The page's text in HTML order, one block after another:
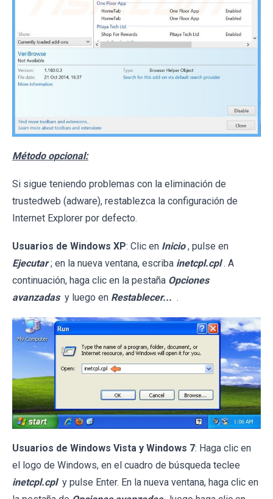
Método opcional:
Si sigue teniendo problemas con la eliminación de
trustedweb (adware), restablezca la configuración de
Internet Explorer por defecto.
Usuarios de Windows XP: Clic en Inicio , pulse en
Ejecutar ; en la nueva ventana, escriba inetcpl.cpl . A
continuación, haga clic en la pestaña Opciones
avanzadas y luego en Restablecer... .
Usuarios de Windows Vista y Windows 7: Haga clic en
el logo de Windows, en el cuadro de búsqueda teclee
inetcpl.cpl y pulse Enter. En la nueva ventana, haga clic en